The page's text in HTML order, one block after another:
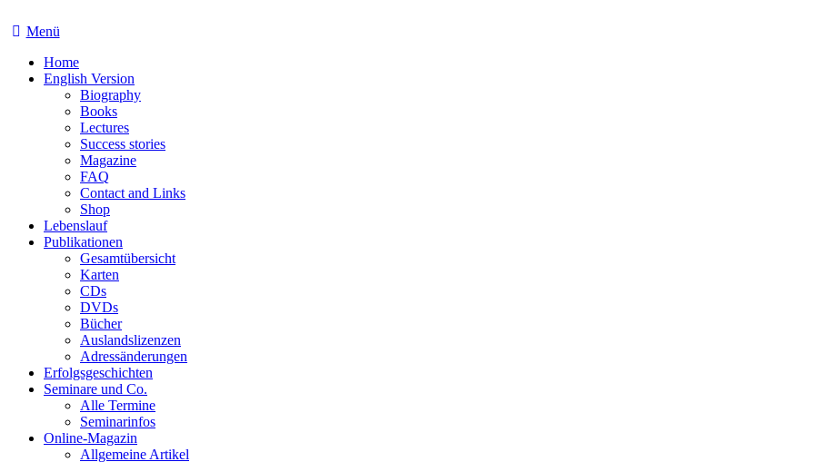
Menü
Home
English Version
Biography
Books
Lectures
Success stories
Magazine
FAQ
Contact and Links
Shop
Lebenslauf
Publikationen
Gesamtübersicht
Karten
CDs
DVDs
Bücher
Auslandslizenzen
Adressänderungen
Erfolgsgeschichten
Seminare und Co.
Alle Termine
Seminarinfos
Online-Magazin
Allgemeine Artikel